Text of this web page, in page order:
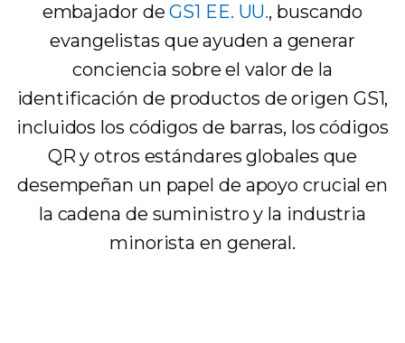
embajador deGS1 EE. UU., buscando
evangelistas que ayuden a generar
conciencia sobre el valor de la
identificación de productos de origen GS1,
incluidos los códigos de barras, los códigos
QR y otros estándares globales que
desempeñan un papel de apoyo crucial en
la cadena de suministro y la industria
minorista en general.